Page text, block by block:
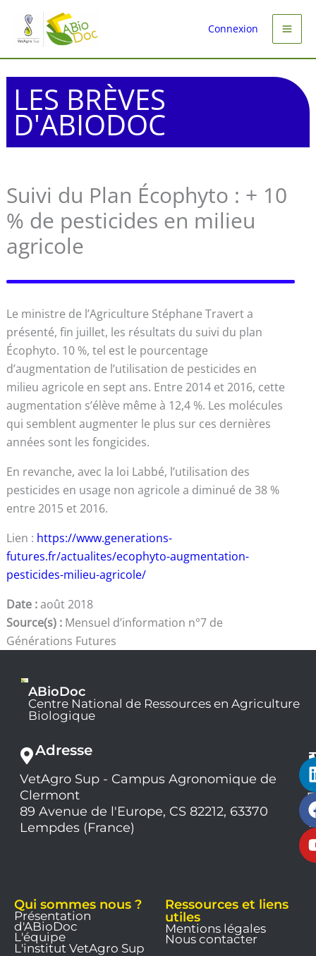
contenu
Connexion
LES BRÈVES
D'ABIODOC
Suivi du Plan Écophyto : + 10
% de pesticides en milieu
agricole
Le ministre de l’Agriculture Stéphane Travert a
présenté, fin juillet, les résultats du suivi du plan
Écophyto. 10 %, tel est le pourcentage
d’augmentation de l’utilisation de pesticides en
milieu agricole en sept ans. Entre 2014 et 2016, cette
augmentation s’élève même à 12,4 %. Les molécules
qui semblent augmenter le plus sur ces dernières
années sont les fongicides.
En revanche, avec la loi Labbé, l’utilisation des
pesticides en usage non agricole a diminué de 38 %
entre 2015 et 2016.
Lien : https://www.generations-
futures.fr/actualites/ecophyto-augmentation-
pesticides-milieu-agricole/
Date :août 2018
Source(s) : Mensuel d’information n°7 de
Générations Futures
ABioDoc
Centre National de Ressources en Agriculture
Biologique
Adresse
VetAgro Sup - Campus Agronomique de
Clermont
89 Avenue de l'Europe, CS 82212, 63370
Lempdes (France)
Qui sommes nous ?
Présentation
d'ABioDoc
L'équipe
L'institut VetAgro Sup
Ressources et liens
utiles
Mentions légales
Nous contacter